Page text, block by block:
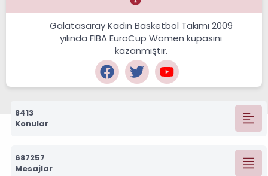
Galatasaray Kadın Basketbol Takımı 2009
yılında FIBA EuroCup Women kupasını
kazanmıştır.
8413
Konular
687257
Mesajlar